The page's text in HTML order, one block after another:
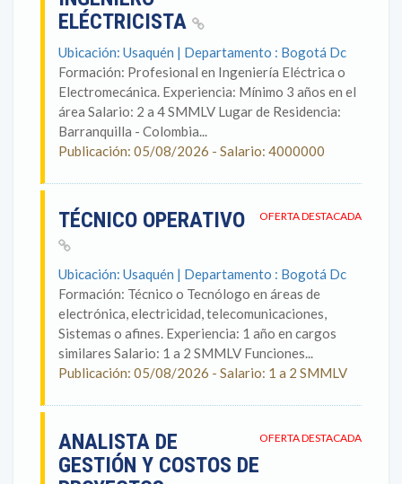
ELÉCTRICISTA
Ubicación: Usaquén | Departamento : Bogotá Dc
Formación: Profesional en Ingeniería Eléctrica o
Electromecánica. Experiencia: Mínimo 3 años en el
área Salario: 2 a 4 SMMLV Lugar de Residencia:
Barranquilla - Colombia...
Publicación: 05/08/2026 - Salario: 4000000
OFERTA DESTACADA
TÉCNICO OPERATIVO
Ubicación: Usaquén | Departamento : Bogotá Dc
Formación: Técnico o Tecnólogo en áreas de
electrónica, electricidad, telecomunicaciones,
Sistemas o afines. Experiencia: 1 año en cargos
similares Salario: 1 a 2 SMMLV Funciones...
Publicación: 05/08/2026 - Salario: 1 a 2 SMMLV
OFERTA DESTACADA
ANALISTA DE
GESTIÓN Y COSTOS DE